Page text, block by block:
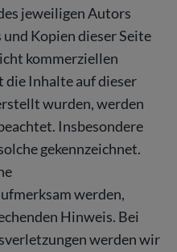
jeweiligen Autors
Kopien dieser Seite
kommerziellen
die Inhalte auf dieser
wurden, werden
Insbesondere
gekennzeichnet.
werden,
Hinweis. Bei
werden wir